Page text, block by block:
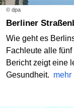
© dpa
Berliner
Wie geht es
Fachleute alle
Bericht zeigt eine
Gesundheit. mehr